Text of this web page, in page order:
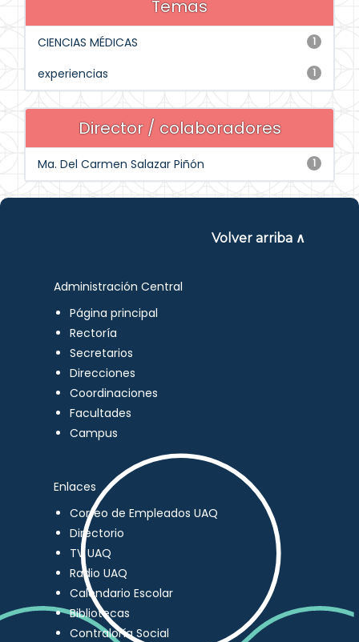
Temas
1
CIENCIAS MÉDICAS
1
experiencias
Director / colaboradores
1
Ma. Del Carmen Salazar Piñón
Volver arriba ∧
Administración Central
Página principal
Rectoría
Secretarios
Direcciones
Coordinaciones
Facultades
Campus
Enlaces
Correo de Empleados UAQ
Directorio
TV UAQ
Radio UAQ
Calendario Escolar
Bibliotecas
Contraloría Social